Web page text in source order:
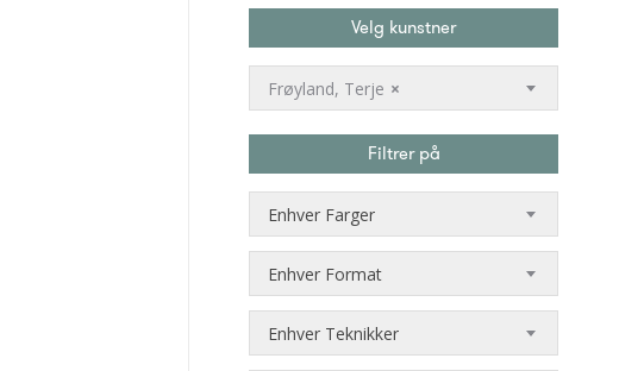
Velg kunstner
×
Frøyland, Terje
Filtrer på
Enhver Farger
Enhver Format
Enhver Teknikker